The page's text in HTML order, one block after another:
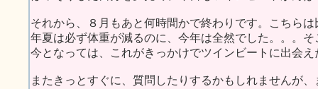
それから、８月もあと何時間かで終わりです。こちら
年夏は必ず体重が減るのに、今年は全然でした。。。
今となっては、これがきっかけでツインビートに出会
またきっとすぐに、質問したりするかもしれませんが